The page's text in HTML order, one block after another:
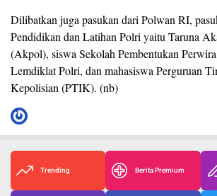
Dilibatkan juga pasukan dari Polwan RI,
Pendidikan dan Latihan Polri yaitu Taruna
(Akpol), siswa Sekolah Pembentukan
Lemdiklat Polri, dan mahasiswa Perguruan
Kepolisian (PTIK). (nb)
Trending Berita Premium